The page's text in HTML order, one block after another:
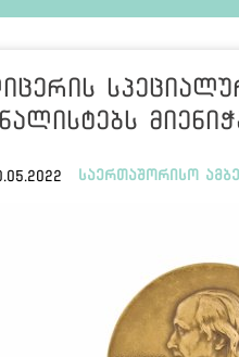
საერთაშორისო